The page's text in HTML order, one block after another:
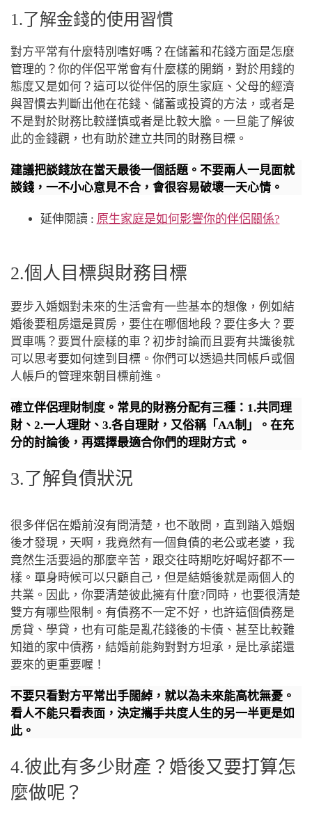
1.了解金錢的使用習慣
對方平常有什麼特別嗜好嗎？在儲蓄和花錢方面是怎麼
管理的？你的伴侶平常會有什麼樣的開銷，對於用錢的
態度又是如何？這可以從伴侶的原生家庭、父母的經濟
與習慣去判斷出他在花錢、儲蓄或投資的方法，或者是
不是對於財務比較謹慎或者是比較大膽。一旦能了解彼
此的金錢觀，也有助於建立共同的財務目標。
建議把談錢放在當天最後一個話題。不要兩人一見面就
談錢，一不小心意見不合，會很容易破壞一天心情。
延伸閱讀 : 原生家庭是如何影響你的伴侶關係?
2.個人目標與財務目標
要步入婚姻對未來的生活會有一些基本的想像，例如結
婚後要租房還是買房，要住在哪個地段？要住多大？要
買車嗎？要買什麼樣的車？初步討論而且要有共識後就
可以思考要如何達到目標。你們可以透過共同帳戶或個
人帳戶的管理來朝目標前進。
確立伴侶理財制度。常見的財務分配有三種：1.共同理
財、2.一人理財、3.各自理財，又俗稱「AA制」。在充
分的討論後，再選擇最適合你們的理財方式 。
3.了解負債狀況
很多伴侶在婚前沒有問清楚，也不敢問，直到踏入婚姻
後才發現，天啊，我竟然有一個負債的老公或老婆，我
竟然生活要過的那麼辛苦，跟交往時期吃好喝好都不一
樣。單身時候可以只顧自己，但是結婚後就是兩個人的
共業。因此，你要清楚彼此擁有什麼?同時，也要很清楚
雙方有哪些限制。有債務不一定不好，也許這個債務是
房貸、學貸，也有可能是亂花錢後的卡債、甚至比較難
知道的家中債務，結婚前能夠對對方坦承，是比承諾還
要來的更重要喔！
不要只看對方平常出手闊綽，就以為未來能高枕無憂。
看人不能只看表面，決定攜手共度人生的另一半更是如
此。
4.彼此有多少財產？婚後又要打算怎
麼做呢？